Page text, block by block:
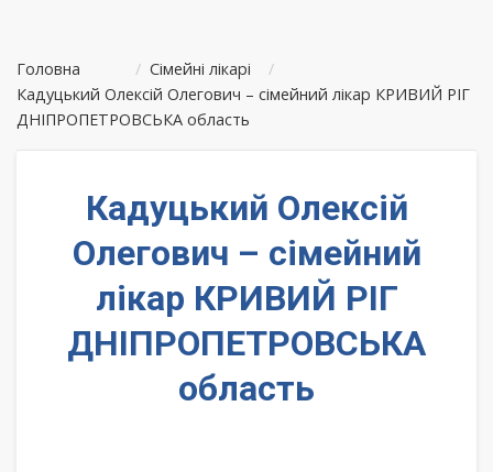
Головна / Сімейні лікарі
/
Кадуцький Олексій Олегович – сімейний лікар КРИВИЙ РІГ
ДНІПРОПЕТРОВСЬКА область
Кадуцький Олексій
Олегович – сімейний
лікар КРИВИЙ РІГ
ДНІПРОПЕТРОВСЬКА
область